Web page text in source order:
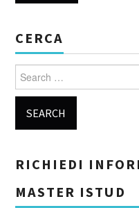
CERCA
Search for:
RICHIEDI
MASTER ISTUD